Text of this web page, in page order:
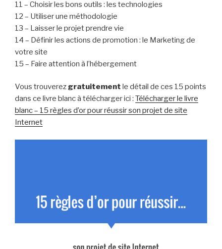
11 – Choisir les bons outils : les technologies
12 – Utiliser une méthodologie
13 – Laisser le projet prendre vie
14 – Définir les actions de promotion : le Marketing de
votre site
15 – Faire attention à l’hébergement
Vous trouverezgratuitement le détail de ces 15 points
dans ce livre blanc à télécharger ici : Télécharger le livre
blanc – 15 règles d’or pour réussir son projet de site
Internet